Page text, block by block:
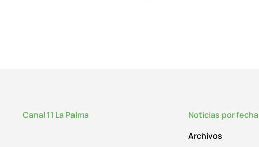
Canal 11 La Palma
Noticias por fecha
Archivos